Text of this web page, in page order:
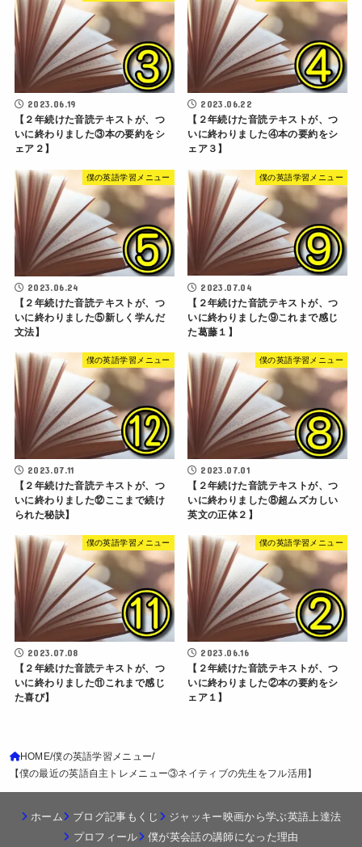
2023.06.19
【２年続けた音読テキストが、つ
いに終わりました③本の要約をシ
ェア２】
2023.06.22
【２年続けた音読テキストが、つ
いに終わりました④本の要約をシ
ェア３】
僕の英語学習メニュー
2023.06.24
【２年続けた音読テキストが、つ
いに終わりました⑤新しく学んだ
文法】
僕の英語学習メニュー
2023.07.04
【２年続けた音読テキストが、つ
いに終わりました⑨これまで感じ
た葛藤１】
僕の英語学習メニュー
2023.07.11
【２年続けた音読テキストが、つ
いに終わりました⑫ここまで続け
られた秘訣】
僕の英語学習メニュー
2023.07.01
【２年続けた音読テキストが、つ
いに終わりました⑧超ムズカしい
英文の正体２】
僕の英語学習メニュー
2023.07.08
【２年続けた音読テキストが、つ
いに終わりました⑪これまで感じ
た喜び】
僕の英語学習メニュー
2023.06.16
【２年続けた音読テキストが、つ
いに終わりました②本の要約をシ
ェア１】
HOME 僕の英語学習メニュー
【僕の最近の英語自主トレメニュー③ネイティブの先生をフル活用】
ホーム ブログ記事もくじ
ジャッキー映画から学ぶ英語上達法
プロフィール
僕が英会話の講師になった理由